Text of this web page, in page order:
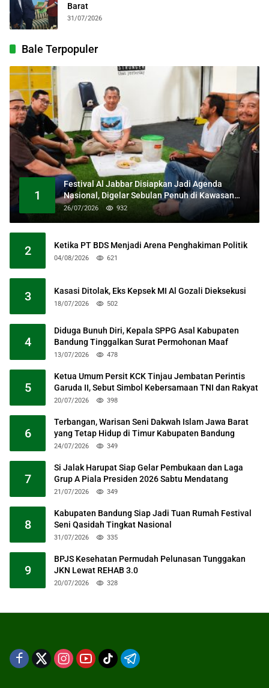
Barat
31/07/2026
Bale Terpopuler
1
Festival Al Jabbar Disiapkan Jadi Agenda
Nasional, Digelar Sebulan Penuh di Kawasan
Masjid Raya Al Jabbar
26/07/2026 932
2 Ketika PT BDS Menjadi Arena Penghakiman Politik
04/08/2026 621
3 Kasasi Ditolak, Eks Kepsek MI Al Gozali Dieksekusi
18/07/2026 502
4
Diduga Bunuh Diri, Kepala SPPG Asal Kabupaten
Bandung Tinggalkan Surat Permohonan Maaf
13/07/2026 478
5
Ketua Umum Persit KCK Tinjau Jembatan Perintis
Garuda II, Sebut Simbol Kebersamaan TNI dan Rakyat
20/07/2026 398
6
Terbangan, Warisan Seni Dakwah Islam Jawa Barat
yang Tetap Hidup di Timur Kabupaten Bandung
24/07/2026 349
7
Si Jalak Harupat Siap Gelar Pembukaan dan Laga
Grup A Piala Presiden 2026 Sabtu Mendatang
21/07/2026 349
8
Kabupaten Bandung Siap Jadi Tuan Rumah Festival
Seni Qasidah Tingkat Nasional
31/07/2026 335
9
BPJS Kesehatan Permudah Pelunasan Tunggakan
JKN Lewat REHAB 3.0
20/07/2026 328